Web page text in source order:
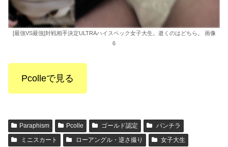
[最強VS最強]対戦相手決定ULTRAハイスペック女子大生。逝くのはどちら。 画像
6
Pcolleで見る
Paraphism Pcolle ゴールド認定
パンチラ
ミニスカート
ローアングル・逆さ撮り
女子大生